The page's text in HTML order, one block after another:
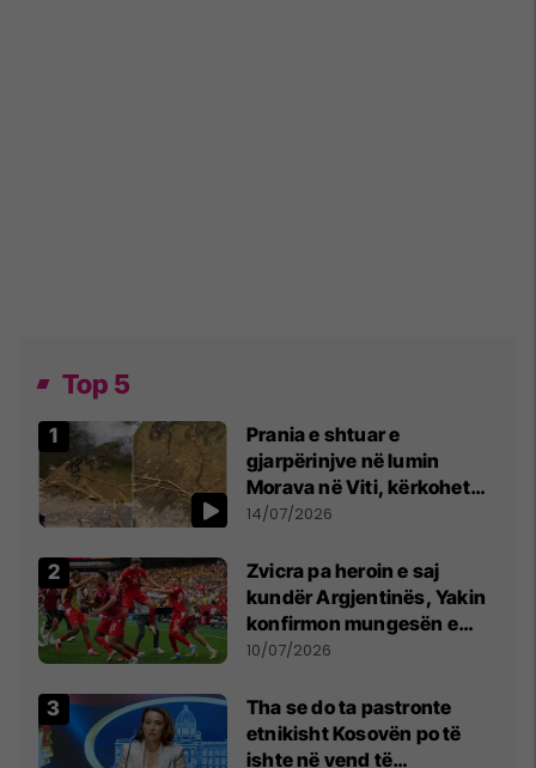
Top 5
Prania e shtuar e
gjarpërinjve në lumin
Morava në Viti, kërkohet
kujdes nga qytetarët
14/07/2026
Zvicra pa heroin e saj
kundër Argjentinës, Yakin
konfirmon mungesën e
madhe
10/07/2026
Tha se do ta pastronte
etnikisht Kosovën po të
ishte në vend të